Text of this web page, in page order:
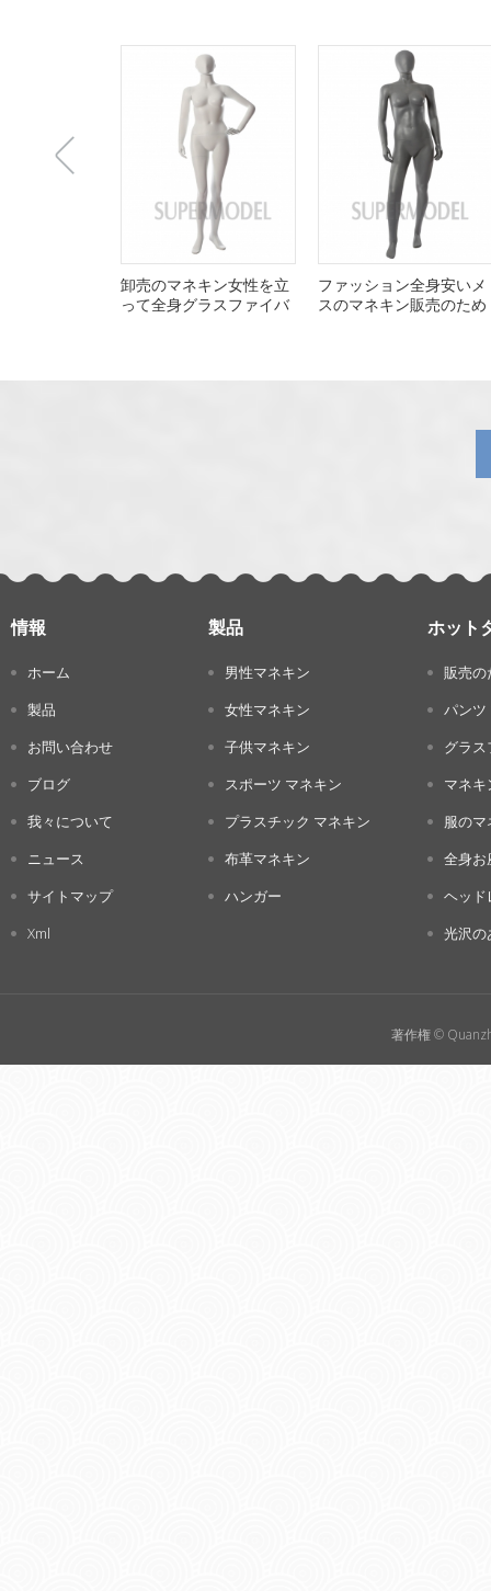
卸売のマネキン女性を立
って全身グラスファイバ
ファッション全身安いメ
スのマネキン販売のため
情報
ホーム
製品
お問い合わせ
ブログ
我々について
ニュース
サイトマップ
Xml
製品
男性マネキン
女性マネキン
子供マネキン
スポーツ マネキン
プラスチック マネキン
布革マネキン
ハンガー
ホット
販売の
パンツ
グラ
マネ
服の
全身お
ヘッド
光沢の
著作権 ©